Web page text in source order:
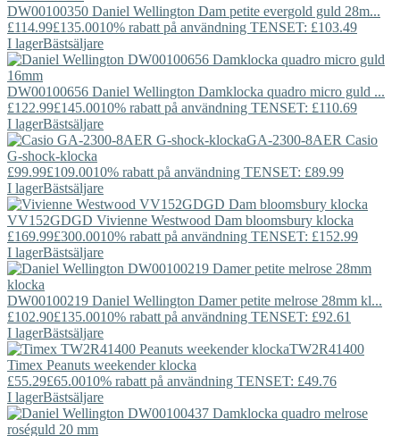
DW00100350 Daniel Wellington Dam petite evergold guld 28m...
£114.99£135.0010% rabatt på användning TENSET: £103.49
I lagerBästsäljare
DW00100656 Daniel Wellington Damklocka quadro micro guld ...
£122.99£145.0010% rabatt på användning TENSET: £110.69
I lagerBästsäljare
GA-2300-8AER Casio
G-shock-klocka
£99.99£109.0010% rabatt på användning TENSET: £89.99
I lagerBästsäljare
VV152GDGD Vivienne Westwood Dam bloomsbury klocka
£169.99£300.0010% rabatt på användning TENSET: £152.99
I lagerBästsäljare
DW00100219 Daniel Wellington Damer petite melrose 28mm kl...
£102.90£135.0010% rabatt på användning TENSET: £92.61
I lagerBästsäljare
TW2R41400
Timex Peanuts weekender klocka
£55.29£65.0010% rabatt på användning TENSET: £49.76
I lagerBästsäljare